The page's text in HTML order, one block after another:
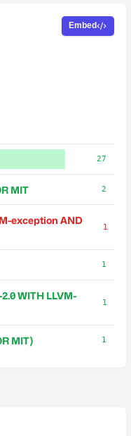
Embed
27
MIT 2
exception AND
1
1
WITH LLVM-
1
MIT) 1